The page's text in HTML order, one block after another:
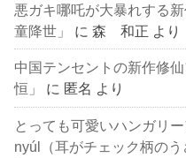
悪ガキ哪吒が大暴れする
童降世」
に森 和正 より
中国テンセントの新作修
恒」
に 匿名 より
とっても可愛いハンガリ
nyúl（耳がチェック柄の